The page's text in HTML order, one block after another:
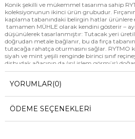
Konik şekilli ve mükemmel tasarıma sahip
koleksiyonunun ikinci ürün grubudur. Fırçanın
kaplama tabanındaki belirgin hatlar ürünlere
tamamen MÜHLE olarak kendini gösterir –
düşünülerek tasarlanmıştır: Tutacak yeri
doğrudan metale bağlanır, bu da fırça
tutacağa rahatça oturmasını sağlar. RYTMO
siyah ve mint yeşili renginde birinci sınıf
dişbudak ağacının da (ısıl işlem görmüş)
Bütün RYTMO tıraş bıçağı sapları Gillette®
zamanda jiletli tıraş makinesi seçeneği de
Üst Kalite Reçine – Renk Karışımı
YORUMLAR(0)
ÖDEME SEÇENEKLERI